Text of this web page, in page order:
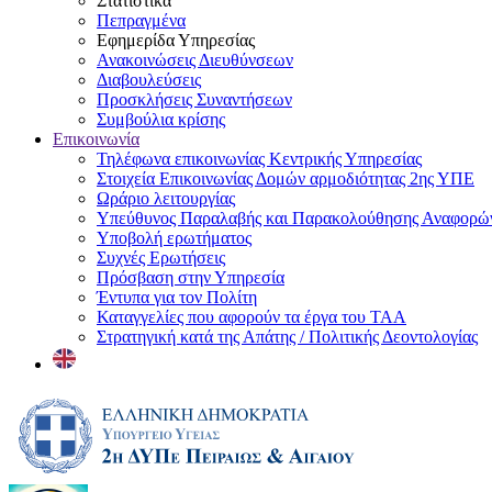
Πεπραγμένα
Εφημερίδα Υπηρεσίας
Ανακοινώσεις Διευθύνσεων
Διαβουλεύσεις
Προσκλήσεις Συναντήσεων
Συμβούλια κρίσης
Επικοινωνία
Τηλέφωνα επικοινωνίας Κεντρικής Υπηρεσίας
Στοιχεία Επικοινωνίας Δομών αρμοδιότητας 2ης ΥΠΕ
Ωράριο λειτουργίας
Υπεύθυνος Παραλαβής και Παρακολούθησης
Υποβολή ερωτήματος
Συχνές Ερωτήσεις
Πρόσβαση στην Υπηρεσία
Έντυπα για τον Πολίτη
Καταγγελίες που αφορούν τα έργα του ΤΑΑ
Στρατηγική κατά της Απάτης / Πολιτικής Δεοντολογίας